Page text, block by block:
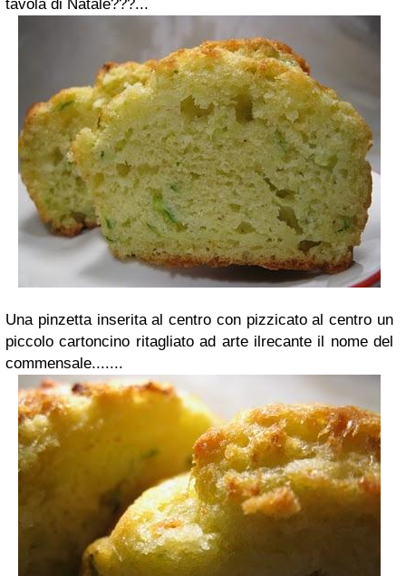
tavola di Natale???...
Una pinzetta inserita al centro con pizzicato al centro un
piccolo cartoncino ritagliato ad arte ilrecante il nome del
commensale.......